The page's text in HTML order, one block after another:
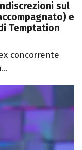
sul
e
Temptation
concorrente